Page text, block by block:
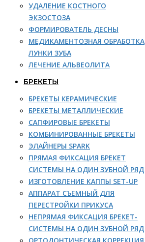
УДАЛЕНИЕ КОСТНОГО
ЭКЗОСТОЗА
ФОРМИРОВАТЕЛЬ ДЕСНЫ
МЕДИКАМЕНТОЗНАЯ ОБРАБОТКА
ЛУНКИ ЗУБА
ЛЕЧЕНИЕ АЛЬВЕОЛИТА
БРЕКЕТЫ
БРЕКЕТЫ КЕРАМИЧЕСКИЕ
БРЕКЕТЫ МЕТАЛЛИЧЕСКИЕ
САПФИРОВЫЕ БРЕКЕТЫ
КОМБИНИРОВАННЫЕ БРЕКЕТЫ
ЭЛАЙНЕРЫ SPARK
ПРЯМАЯ ФИКСАЦИЯ БРЕКЕТ
СИСТЕМЫ НА ОДИН ЗУБНОЙ РЯД
ИЗГОТОВЛЕНИЕ КАППЫ SET-UP
АППАРАТ СЪЕМНЫЙ ДЛЯ
ПЕРЕСТРОЙКИ ПРИКУСА
НЕПРЯМАЯ ФИКСАЦИЯ БРЕКЕТ-
СИСТЕМЫ НА ОДИН ЗУБНОЙ РЯД